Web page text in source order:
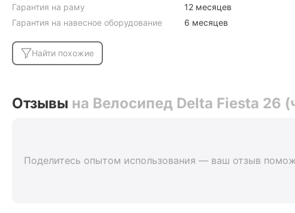
Гарантия на раму
12 месяцев
Гарантия на навесное оборудование
6 месяцев
Найти похожие
Отзывы на Велосипед Delta Fiesta 26
Поделитесь опытом использования — ваш отзыв